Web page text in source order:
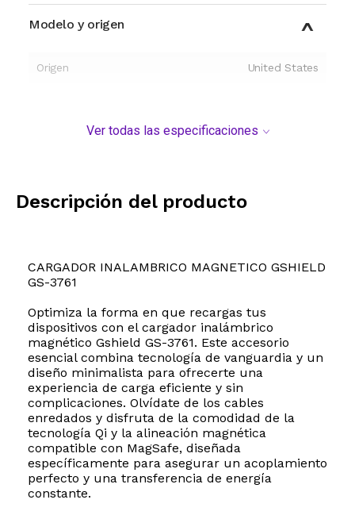
Modelo y origen
Origen United States
Ver todas las especificaciones
Descripción del producto
CARGADOR INALAMBRICO MAGNETICO GSHIELD
GS-3761
Optimiza la forma en que recargas tus
dispositivos con el cargador inalámbrico
magnético Gshield GS-3761. Este accesorio
esencial combina tecnología de vanguardia y un
diseño minimalista para ofrecerte una
experiencia de carga eficiente y sin
complicaciones. Olvídate de los cables
enredados y disfruta de la comodidad de la
tecnología Qi y la alineación magnética
compatible con MagSafe, diseñada
específicamente para asegurar un acoplamiento
perfecto y una transferencia de energía
constante.